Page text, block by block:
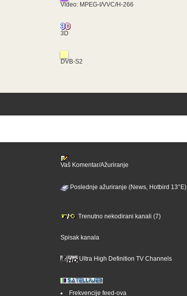
Video: MPEG-I/VVC/H-266
3D
DVB-S2
Vaš Komentar/Ažuriranje
Poslednje ažuriranje (News, Hotbird 13°E)
Trenutno nekodirani kanali (7)
Spisak kanala
Ultra High Definition TV Channels
Frekvencije feed-ova